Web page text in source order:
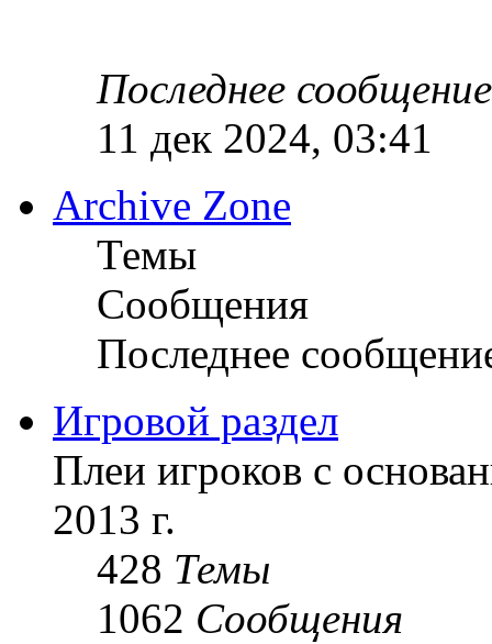
Последнее сообщение
11 дек 2024, 03:41
Archive Zone
Темы
Сообщения
Последнее
Игровой раздел
Плеи игроков с
2013 г.
428 Темы
1062 Сообщения